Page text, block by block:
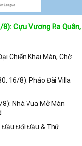
Cựu Vương Ra Quân,
Chiến Khai Màn, Chờ
16/8): Pháo Đài Villa
Nhà Vua Mở Màn
Đầu Đối Đầu & Thử